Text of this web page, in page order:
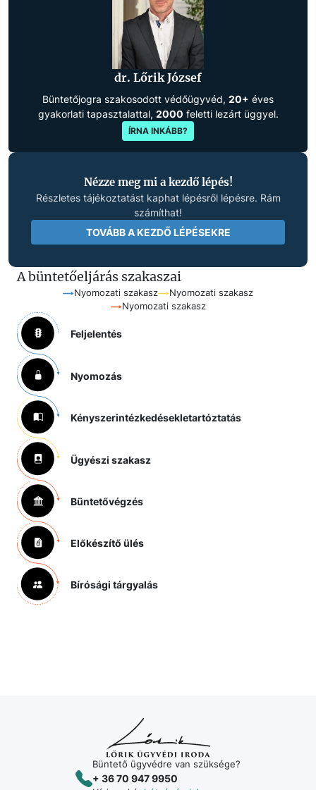
dr. Lőrik József
Büntetőjogra szakosodott védőügyvéd, 20+ éves
gyakorlati tapasztalattal, 2000 feletti lezárt üggyel.
ÍRNA INKÁBB?
Nézze meg mi a kezdő lépés!
Részletes tájékoztatást kaphat lépésről lépésre. Rám
számíthat!
TOVÁBB A KEZDŐ LÉPÉSEKRE
A büntetőeljárás szakaszai
Nyomozati szakasz
Nyomozati szakasz
Nyomozati szakasz
Feljelentés
Nyomozás
Kényszerintézkedésekletartóztatás
Ügyészi szakasz
Büntetővégzés
Előkészítő ülés
Bírósági tárgyalás
Büntető ügyvédre van szüksége?
+ 36 70 947 9950